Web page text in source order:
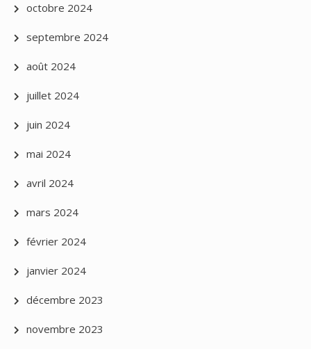
octobre 2024
septembre 2024
août 2024
juillet 2024
juin 2024
mai 2024
avril 2024
mars 2024
février 2024
janvier 2024
décembre 2023
novembre 2023